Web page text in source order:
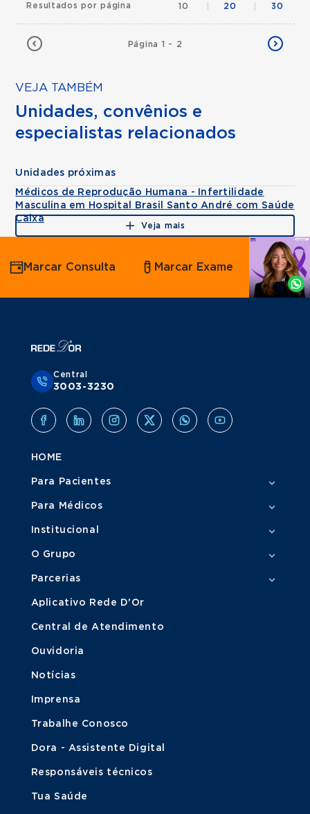
Página 1 - 2
Resultados por página 10 20 30
VEJA TAMBÉM
Unidades, convênios e
especialistas relacionados
Unidades próximas
Médicos de Reprodução Humana - Infertilidade
Masculina em Hospital Brasil Santo André com Saúde
Caixa
Veja mais
Agende
por
Whatsapp
Marcar Consulta Marcar Exame
Central
3003-3230
HOME
Para Pacientes
Para Médicos
Institucional
O Grupo
Parcerias
Aplicativo Rede D'Or
Central de Atendimento
Ouvidoria
Notícias
Imprensa
Trabalhe Conosco
Dora - Assistente Digital
Responsáveis técnicos
Tua Saúde